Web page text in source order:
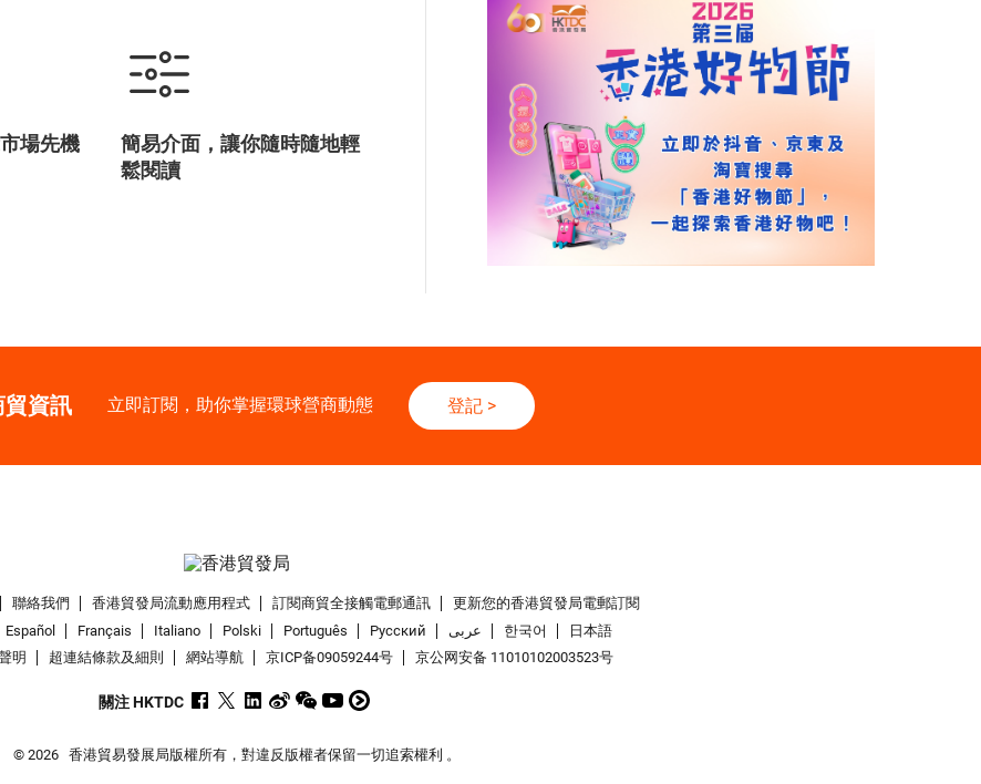
場先機
簡易介面，讓你隨時隨地輕
鬆閱讀
資訊 立即訂閱，助你掌握環球營商動態 登記>
聯絡我們 香港貿發局流動應用程式 訂閱商貿全接觸電郵通訊
更新您的香港貿發局電郵訂閱
Español Français Italiano Polski Português Pусский عربى 한국어
日本語
明 超連結條款及細則 網站導航 京ICP备09059244号 京公网安备 11010102003523号
關注 HKTDC
© 2026 香港貿易發展局版權所有，對違反版權者保留一切追索權利 。